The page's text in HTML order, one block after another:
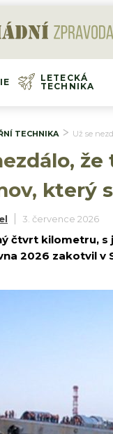
LETECKÁ
TECHNIKA
TECHNIKA Už se
který
3. července 2026
čtvrt kilometru, s
2026 zakotvil v